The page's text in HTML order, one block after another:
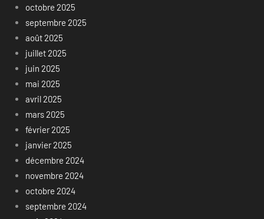
octobre 2025
septembre 2025
août 2025
juillet 2025
juin 2025
mai 2025
avril 2025
mars 2025
février 2025
janvier 2025
décembre 2024
novembre 2024
octobre 2024
septembre 2024